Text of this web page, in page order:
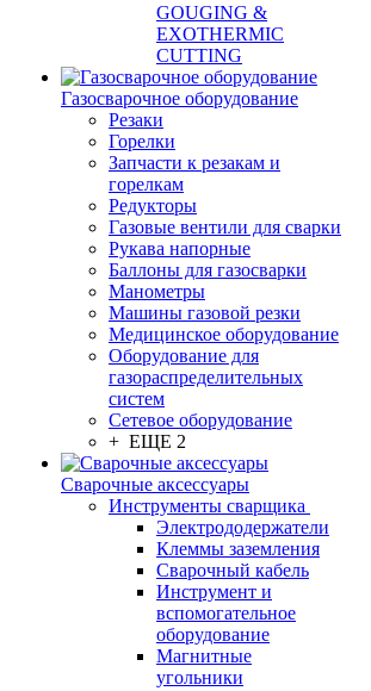
GOUGING &
EXOTHERMIC
CUTTING
Газосварочное оборудование
Резаки
Горелки
Запчасти к резакам и
горелкам
Редукторы
Газовые вентили для сварки
Рукава напорные
Баллоны для газосварки
Манометры
Машины газовой резки
Медицинское оборудование
Оборудование для
газораспределительных
систем
Сетевое оборудование
+ ЕЩЕ 2
Сварочные аксессуары
Инструменты сварщика
Электрододержатели
Клеммы заземления
Сварочный кабель
Инструмент и
вспомогательное
оборудование
Магнитные
угольники